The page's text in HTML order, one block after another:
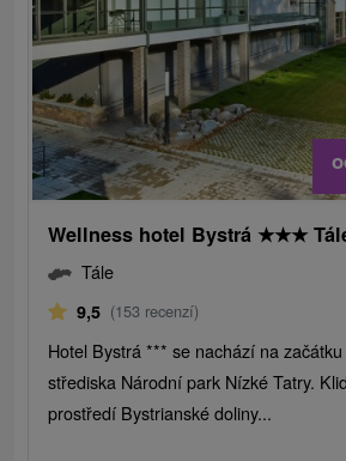
Wellness hotel Bystrá ★★★
Tále
9,5 (153 recenzí)
Hotel Bystrá *** se nachází na
střediska Národní park Nízké Tatry.
prostředí Bystrianské doliny...